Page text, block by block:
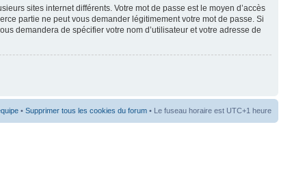
sites internet différents. Votre mot de passe est le moyen d’accès
partie ne peut vous demander légitimement votre mot de passe. Si
demandera de spécifier votre nom d’utilisateur et votre adresse de
• Supprimer tous les cookies du forum • Le fuseau horaire est UTC+1 heure